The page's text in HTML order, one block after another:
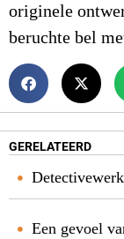
originele
beruchte bel
GERELATEERD
Detectivewerk
Een gevoel